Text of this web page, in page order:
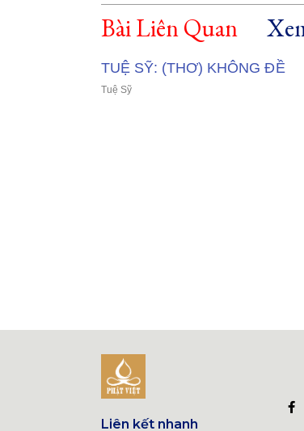
Bài Liên Quan
TUỆ SỸ: (THƠ) KHÔNG ĐỀ
Tuệ Sỹ
Liên kết nhanh